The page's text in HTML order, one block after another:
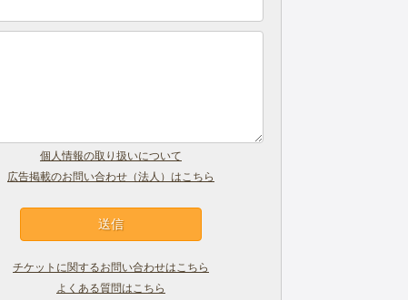
個人情報の取り扱いについて
広告掲載のお問い合わせ（法人）はこちら
チケットに関するお問い合わせはこちら
よくある質問はこちら